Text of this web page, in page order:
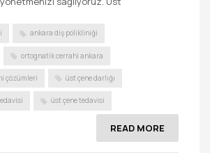
ankara diş polikliniği
ortognatik cerrahi ankara
çözümleri üst çene darlığı
üst çene tedavisi
READ MORE